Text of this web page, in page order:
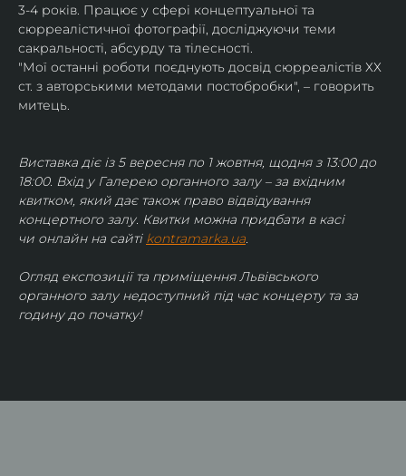
3-4 років. Працює у сфері концептуальної та
сюрреалістичної фотографії, досліджуючи теми
сакральності, абсурду та тілесності.
"Мої останні роботи поєднують досвід сюрреалістів ХХ
ст. з авторськими методами постобробки", – говорить
митець.
Виставка діє із 5 вересня по 1 жовтня, щодня з 13:00 до
18:00. Вхід у Галерею органного залу – за вхідним
квитком, який дає також право відвідування
концертного залу. Квитки можна придбати в касі
чи онлайн на сайті kontramarka.ua.
Огляд експозиції та приміщення Львівського
органного залу недоступний під час концерту та за
годину до початку!